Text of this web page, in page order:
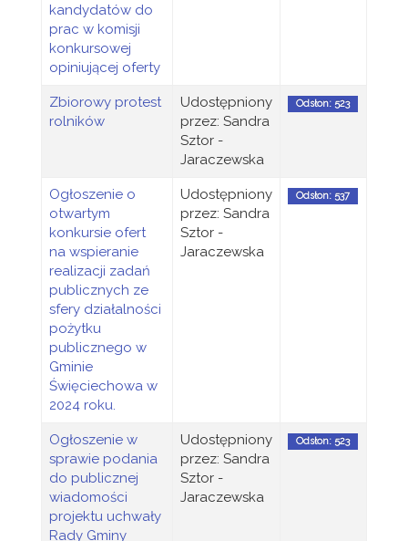
kandydatów do
prac w komisji
konkursowej
opiniującej oferty
Zbiorowy protest
rolników
Udostępniony
przez: Sandra
Sztor -
Jaraczewska
Odsłon: 523
Ogłoszenie o
otwartym
konkursie ofert
na wspieranie
realizacji zadań
publicznych ze
sfery działalności
pożytku
publicznego w
Gminie
Święciechowa w
2024 roku.
Udostępniony
przez: Sandra
Sztor -
Jaraczewska
Odsłon: 537
Ogłoszenie w
sprawie podania
do publicznej
wiadomości
projektu uchwały
Rady Gminy
Udostępniony
przez: Sandra
Sztor -
Jaraczewska
Odsłon: 523